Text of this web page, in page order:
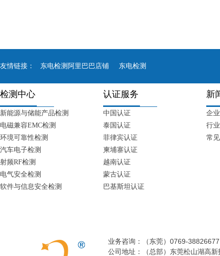
友情链接： 东电检测阿里巴巴店铺 东电检测
检测中心 认证服务 新
新能源与储能产品检测
电磁兼容EMC检测
环境可靠性检测
汽车电子检测
射频RF检测
电气安全检测
软件与信息安全检测
中国认证
泰国认证
菲律宾认证
柬埔寨认证
越南认证
蒙古认证
巴基斯坦认证
企
行
常
业务咨询：（东莞）0769-
公司地址：（总部）东莞松山湖高